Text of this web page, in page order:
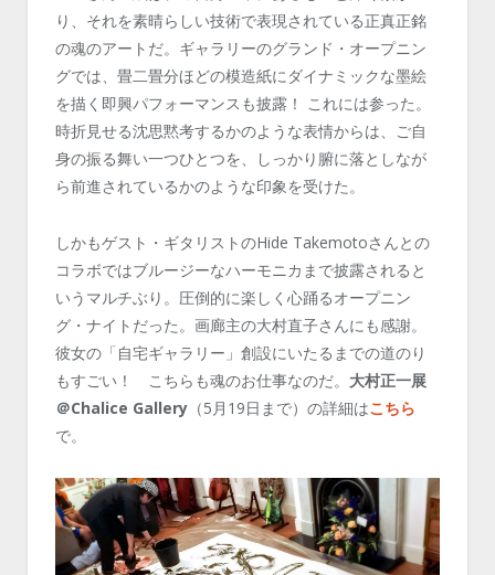
り、それを素晴らしい技術で表現されている正真正銘
の魂のアートだ。ギャラリーのグランド・オープニン
グでは、畳二畳分ほどの模造紙にダイナミックな墨絵
を描く即興パフォーマンスも披露！ これには参った。
時折見せる沈思黙考するかのような表情からは、ご自
身の振る舞い一つひとつを、しっかり腑に落としなが
ら前進されているかのような印象を受けた。
しかもゲスト・ギタリストのHide Takemotoさんとの
コラボではブルージーなハーモニカまで披露されると
いうマルチぶり。圧倒的に楽しく心踊るオープニン
グ・ナイトだった。画廊主の大村直子さんにも感謝。
彼女の「自宅ギャラリー」創設にいたるまでの道のり
もすごい！ こちらも魂のお仕事なのだ。 大村正一展
＠Chalice Gallery （5月19日まで）の詳細はこちら
で。